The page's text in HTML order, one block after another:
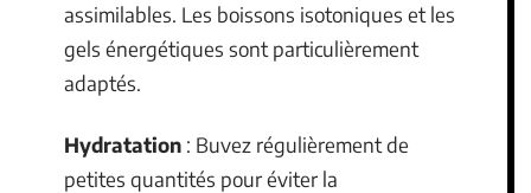
assimilables. Les boissons isotoniques et les
gels énergétiques sont particulièrement
adaptés.
Hydratation : Buvez régulièrement de
petites quantités pour éviter la